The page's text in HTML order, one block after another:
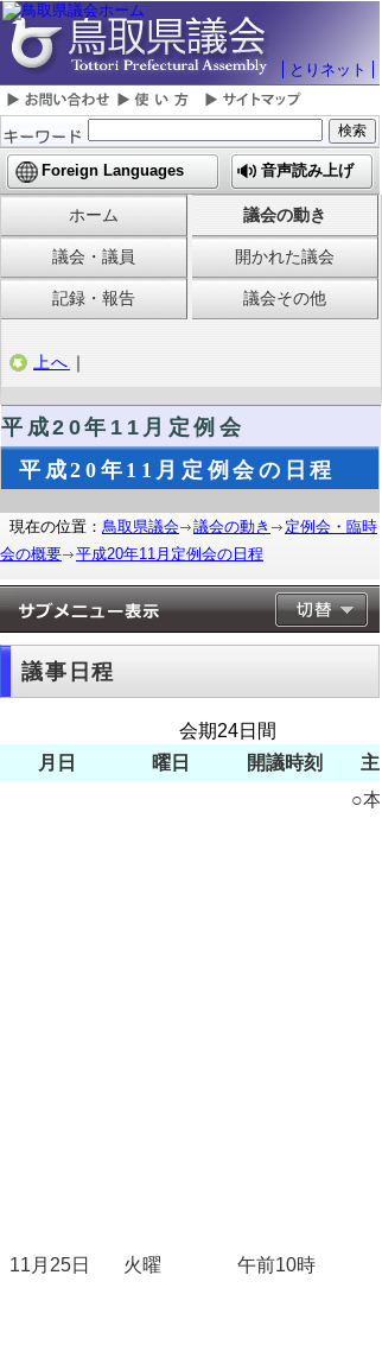
とりネット
Foreign Languages 音声読み上げ
ホーム 議会の動き
議会・議員 開かれた議会
記録・報告 議会その他
上へ ｜
平成20年11月定例会
平成20年11月定例会の日程
現在の位置： 鳥取県議会 議会の動き
定例会・臨時
会の概要
平成20年11月定例会の日程
議事日程
会期24日間
月日
曜日 開議時刻 主
11月25日 火曜 午前10時
○本